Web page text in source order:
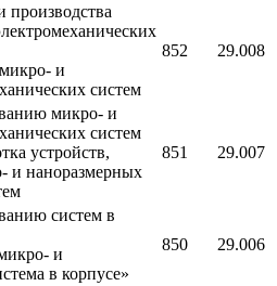
производства
и
систем
852 29.008
микро- и
систем
устройств,
и наноразмерных
851 29.007
систем в
и
в корпусе»
850 29.006